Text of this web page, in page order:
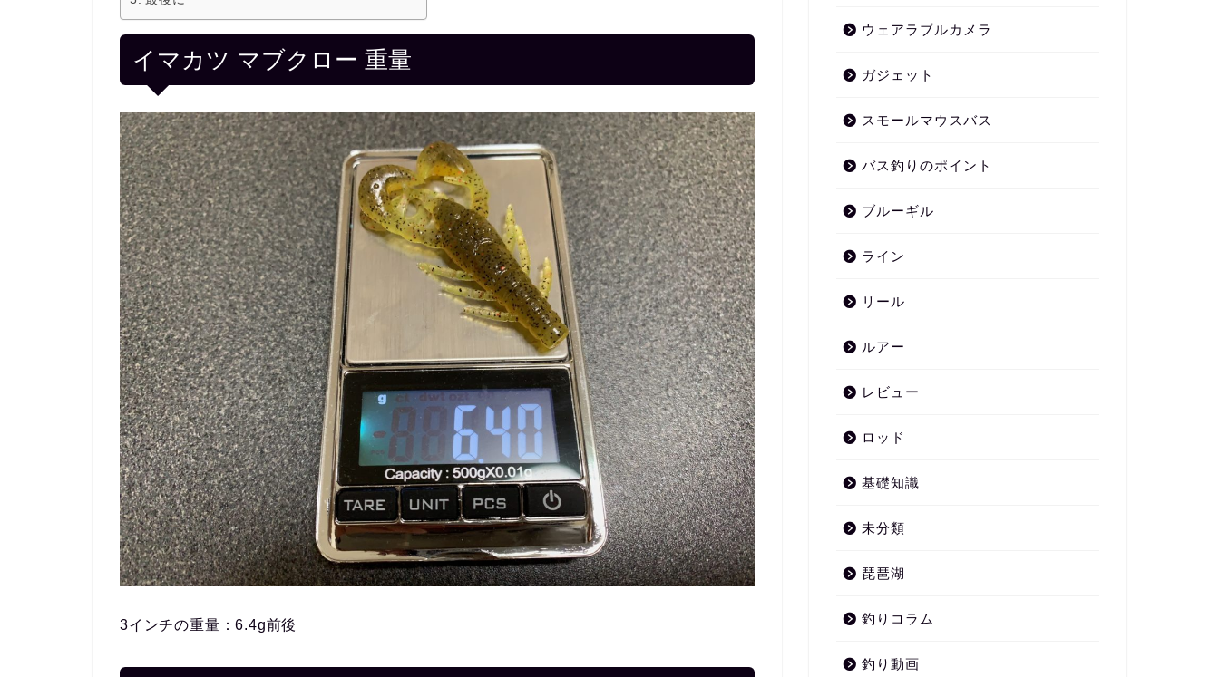
イマカツ マブクロー 重量
3インチの重量：6.4g前後
ウェアラブルカメラ
ガジェット
スモールマウスバス
バス釣りのポイント
ブルーギル
ライン
リール
ルアー
レビュー
ロッド
基礎知識
未分類
琵琶湖
釣りコラム
釣り動画